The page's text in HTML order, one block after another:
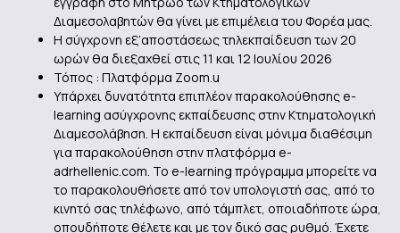
Διαμεσολαβητών θα γίνει με επιμέλεια του Φορέα μας.
Η σύγχρονη εξ’αποστάσεως τηλεκπαίδευση των 20
ωρών θα διεξαχθεί στις 11 και 12 Ιουλίου 2026
Τόπος : Πλατφόρμα Zoom.u
Υπάρχει δυνατότητα επιπλέον παρακολούθησης e-
learning ασύγχρονης εκπαίδευσης στην Κτηματολογική
Διαμεσολάβηση. Η εκπαίδευση είναι μόνιμα διαθέσιμη
για παρακολούθηση στην πλατφόρμα e-
adrhellenic.com. Το e-learning πρόγραμμα μπορείτε να
το παρακολουθήσετε από τον υπολογιστή σας, από το
κινητό σας τηλέφωνο, από τάμπλετ, οποιαδήποτε ώρα,
οπουδήποτε θέλετε και με τον δικό σας ρυθμό. Έχετε